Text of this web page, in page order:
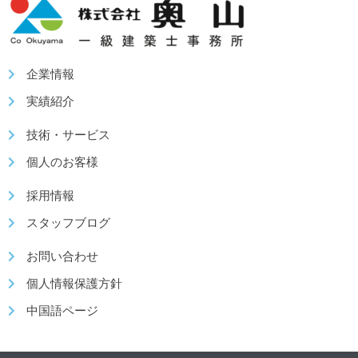
企業情報
実績紹介
技術・サービス
個人のお客様
採用情報
スタッフブログ
お問い合わせ
個人情報保護方針
中国語ページ